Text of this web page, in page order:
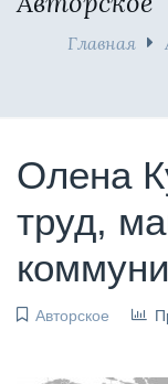
Главная
Олена
труд,
Авторское